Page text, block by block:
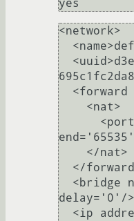
<network>
delay='0'/>